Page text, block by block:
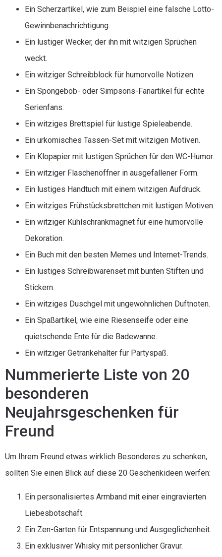
Ein Scherzartikel, wie zum Beispiel eine falsche Lotto-
Gewinnbenachrichtigung.
Ein lustiger Wecker, der ihn mit witzigen Sprüchen
weckt.
Ein witziger Schreibblock für humorvolle Notizen.
Ein Spongebob- oder Simpsons-Fanartikel für echte
Serienfans.
Ein witziges Brettspiel für lustige Spieleabende.
Ein urkomisches Tassen-Set mit witzigen Motiven.
Ein Klopapier mit lustigen Sprüchen für den WC-Humor.
Ein witziger Flaschenöffner in ausgefallener Form.
Ein lustiges Handtuch mit einem witzigen Aufdruck.
Ein witziges Frühstücksbrettchen mit lustigen Motiven.
Ein witziger Kühlschrankmagnet für eine humorvolle
Dekoration.
Ein Buch mit den besten Memes und Internet-Trends.
Ein lustiges Schreibwarenset mit bunten Stiften und
Stickern.
Ein witziges Duschgel mit ungewöhnlichen Duftnoten.
Ein Spaßartikel, wie eine Riesenseife oder eine
quietschende Ente für die Badewanne.
Ein witziger Getränkehalter für Partyspaß.
Nummerierte Liste von 20
besonderen
Neujahrsgeschenken für
Freund
Um Ihrem Freund etwas wirklich Besonderes zu schenken,
sollten Sie einen Blick auf diese 20 Geschenkideen werfen:
Ein personalisiertes Armband mit einer eingravierten
Liebesbotschaft.
Ein Zen-Garten für Entspannung und Ausgeglichenheit.
Ein exklusiver Whisky mit persönlicher Gravur.